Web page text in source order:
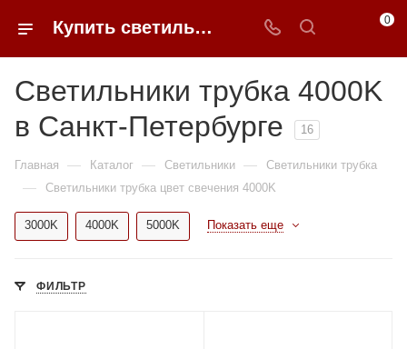
Купить светильники трубка 4000K недорого в Санкт-Петербурге | 0FFER 0
Светильники трубка 4000K
в Санкт-Петербурге
16
Главная — Каталог — Светильники — Светильники трубка
— Светильники трубка цвет свечения 4000K
3000K 4000K 5000K Показать еще
ФИЛЬТР